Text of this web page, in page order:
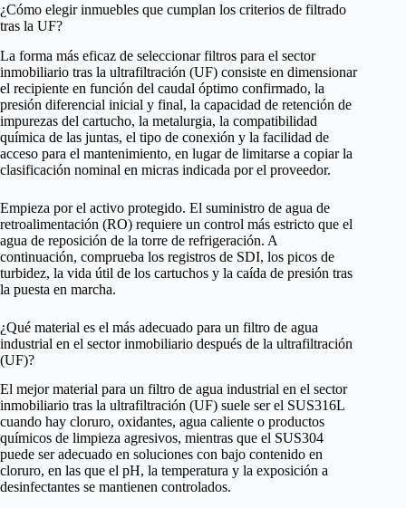
¿Cómo elegir inmuebles que cumplan los criterios de filtrado
tras la UF?
La forma más eficaz de seleccionar filtros para el sector
inmobiliario tras la ultrafiltración (UF) consiste en dimensionar
el recipiente en función del caudal óptimo confirmado, la
presión diferencial inicial y final, la capacidad de retención de
impurezas del cartucho, la metalurgia, la compatibilidad
química de las juntas, el tipo de conexión y la facilidad de
acceso para el mantenimiento, en lugar de limitarse a copiar la
clasificación nominal en micras indicada por el proveedor.
Empieza por el activo protegido. El suministro de agua de
retroalimentación (RO) requiere un control más estricto que el
agua de reposición de la torre de refrigeración. A
continuación, comprueba los registros de SDI, los picos de
turbidez, la vida útil de los cartuchos y la caída de presión tras
la puesta en marcha.
¿Qué material es el más adecuado para un filtro de agua
industrial en el sector inmobiliario después de la ultrafiltración
(UF)?
El mejor material para un filtro de agua industrial en el sector
inmobiliario tras la ultrafiltración (UF) suele ser el SUS316L
cuando hay cloruro, oxidantes, agua caliente o productos
químicos de limpieza agresivos, mientras que el SUS304
puede ser adecuado en soluciones con bajo contenido en
cloruro, en las que el pH, la temperatura y la exposición a
desinfectantes se mantienen controlados.